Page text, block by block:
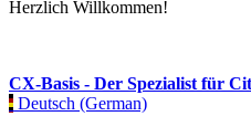
Herzlich Willkommen!
CX-Basis - Der Spezialist für
Deutsch (German)